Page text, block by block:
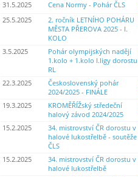
31.5.2025 Cena Normy - Pohár ČLS
25.5.2025
2. ročník LETNÍHO POHÁRU
MĚSTA PŘEROVA 2025 - I.
KOLO
3.5.2025
Pohár olympijských nadějí
1.kolo + 1.kolo I.ligy dorostu
RL
22.3.2025
Československý pohár
2024/2025 - FINÁLE
19.3.2025
KROMĚŘÍŽský středeční
halový závod 2024/2025
15.2.2025
34. mistrovství ČR dorostu v
halové lukostřelbě - soutěže
ČLS
15.2.2025
34. mistrovství ČR dorostu v
halové lukostřelbě